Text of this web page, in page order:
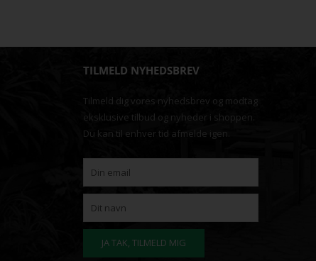
TILMELD NYHEDSBREV
Tilmeld dig vores nyhedsbrev og modtag
eksklusive tilbud og nyheder i shoppen.
Du kan til enhver tid afmelde igen.